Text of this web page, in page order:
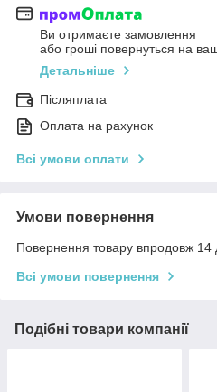
Ви отримаєте замовлення
або гроші повернуться на
Детальніше
Післяплата
Оплата на рахунок
Всі умови оплати
Умови повернення
Повернення товару впродовж 14
Всі умови повернення
Подібні товари компанії